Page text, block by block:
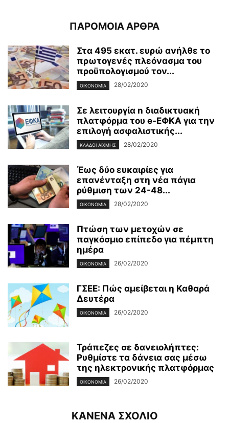
ΠΑΡΟΜΟΙΑ ΑΡΘΡΑ
Στα 495 εκατ. ευρώ ανήλθε το
πρωτογενές πλεόνασμα του
προϋπολογισμού τον...
ΟΙΚΟΝΟΜΊΑ 28/02/2020
Σε λειτουργία n διαδικτυακή
πλατφόρμα του e-ΕΦΚΑ για την
επιλογή ασφαλιστικής...
ΚΛΆΔΟΙ ΑΙΧΜΉΣ 28/02/2020
Έως δύο ευκαιρίες για
επανένταξη στη νέα πάγια
ρύθμιση των 24-48...
ΟΙΚΟΝΟΜΊΑ 28/02/2020
Πτώση των μετοχών σε
παγκόσμιο επίπεδο για πέμπτη
ημέρα
ΟΙΚΟΝΟΜΊΑ 26/02/2020
ΓΣΕΕ: Πώς αμείβεται η Καθαρά
Δευτέρα
ΟΙΚΟΝΟΜΊΑ 26/02/2020
Τράπεζες σε δανειολήπτες:
Ρυθμίστε τα δάνεια σας μέσω
της ηλεκτρονικής πλατφόρμας
ΟΙΚΟΝΟΜΊΑ 26/02/2020
ΚΑΝΕΝΑ ΣΧΟΛΙΟ